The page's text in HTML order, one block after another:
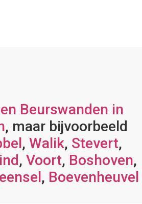
Beurswanden in
, maar bijvoorbeeld
, Walik, Stevert,
, Voort, Boshoven,
, Boevenheuvel